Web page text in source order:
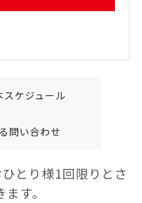
ケジュール
問い合わせ
とり様1回限りとさ
す。